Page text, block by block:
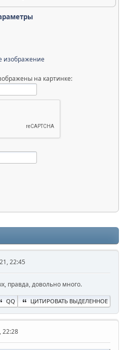
изображение
на картинке:
22:45
правда, довольно много.
QQ ЦИТИРОВАТЬ ВЫДЕЛЕННОЕ
22:28